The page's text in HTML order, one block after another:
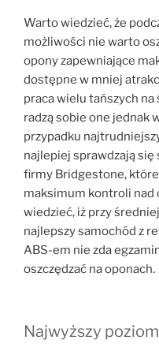
Warto wiedzieć, że
możliwości nie warto
opony zapewniające
dostępne w mniej
praca wielu tańszych
radzą sobie one jednak
przypadku
najlepiej sprawdzają
firmy Bridgestone,
maksimum kontroli nad
wiedzieć, iż przy
najlepszy samochód z
ABS-em nie zda
oszczędzać na oponach.
Najwyższy